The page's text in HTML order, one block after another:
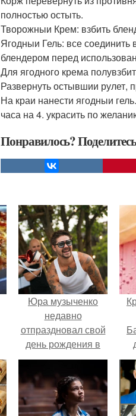
полностью остыть.
Творожныи Крем: взбить
Ягодныи Гель: все соединить
блендером перед
Для ягодного крема
Развернуть остывшии рулет,
На краи нанести ягодныи
часа на 4. украсить по
Понравилось?
Юра музыченко
недавно
отпраздновал свой
день рождения в
кругу самых
близких и родных
людей.